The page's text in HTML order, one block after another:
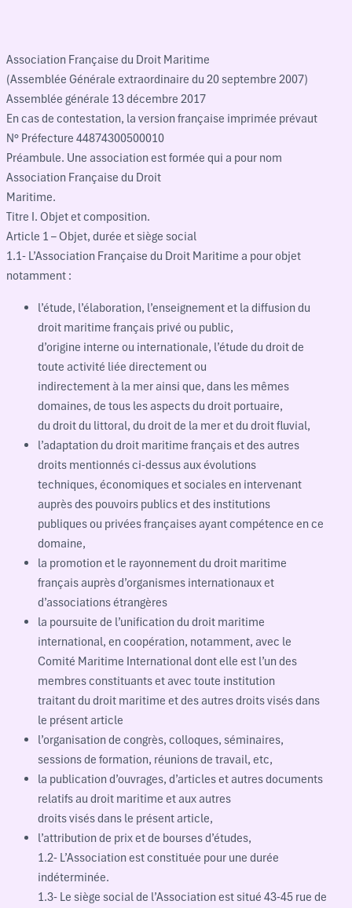
Association Française du Droit Maritime
(Assemblée Générale extraordinaire du 20 septembre 2007)
Assemblée générale 13 décembre 2017
En cas de contestation, la version française imprimée prévaut
N° Préfecture 44874300500010
Préambule. Une association est formée qui a pour nom
Association Française du Droit
Maritime.
Titre I. Objet et composition.
Article 1 – Objet, durée et siège social
1.1- L’Association Française du Droit Maritime a pour objet
notamment :
l’étude, l’élaboration, l’enseignement et la diffusion du
droit maritime français privé ou public,
d’origine interne ou internationale, l’étude du droit de
toute activité liée directement ou
indirectement à la mer ainsi que, dans les mêmes
domaines, de tous les aspects du droit portuaire,
du droit du littoral, du droit de la mer et du droit fluvial,
l’adaptation du droit maritime français et des autres
droits mentionnés ci-dessus aux évolutions
techniques, économiques et sociales en intervenant
auprès des pouvoirs publics et des institutions
publiques ou privées françaises ayant compétence en ce
domaine,
la promotion et le rayonnement du droit maritime
français auprès d’organismes internationaux et
d’associations étrangères
la poursuite de l’unification du droit maritime
international, en coopération, notamment, avec le
Comité Maritime International dont elle est l’un des
membres constituants et avec toute institution
traitant du droit maritime et des autres droits visés dans
le présent article
l’organisation de congrès, colloques, séminaires,
sessions de formation, réunions de travail, etc,
la publication d’ouvrages, d’articles et autres documents
relatifs au droit maritime et aux autres
droits visés dans le présent article,
l’attribution de prix et de bourses d’études,
1.2- L’Association est constituée pour une durée
indéterminée.
1.3- Le siège social de l’Association est situé 43-45 rue de